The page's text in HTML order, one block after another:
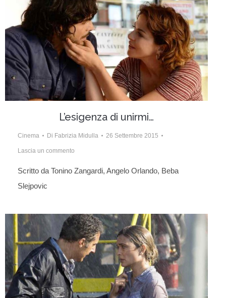
L’esigenza di unirmi…
Cinema Di Fabrizia Midulla 26 Settembre 2015
Lascia un commento
Scritto da Tonino Zangardi, Angelo Orlando, Beba
Slejpovic